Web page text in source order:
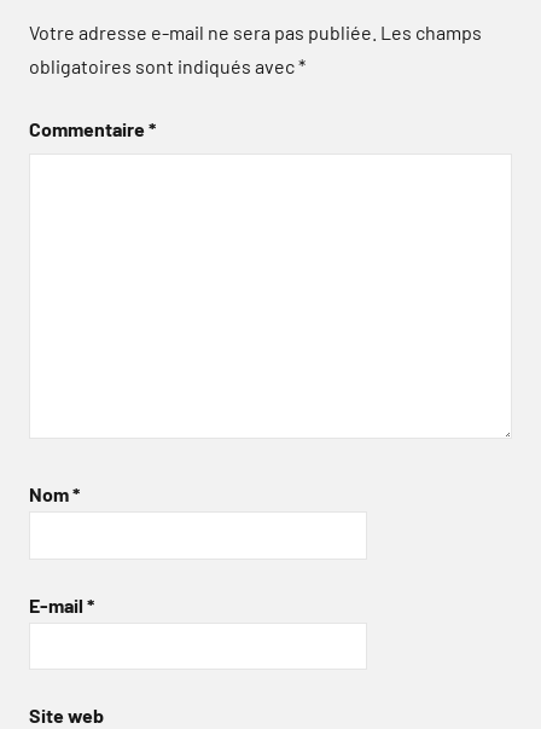
Votre adresse e-mail ne sera pas publiée. Les champs
obligatoires sont indiqués avec*
Commentaire*
Nom*
E-mail *
Site web